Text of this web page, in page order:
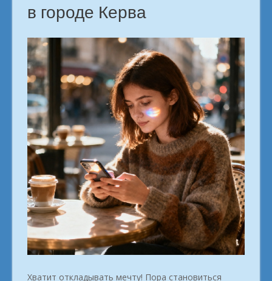
в городе Керва
Хватит откладывать мечту! Пора становиться